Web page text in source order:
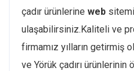
çadır ürünlerine web
ulaşabilirsiniz.Kaliteli ve
firmamız yılların getirmiş
ve Yörük çadırı